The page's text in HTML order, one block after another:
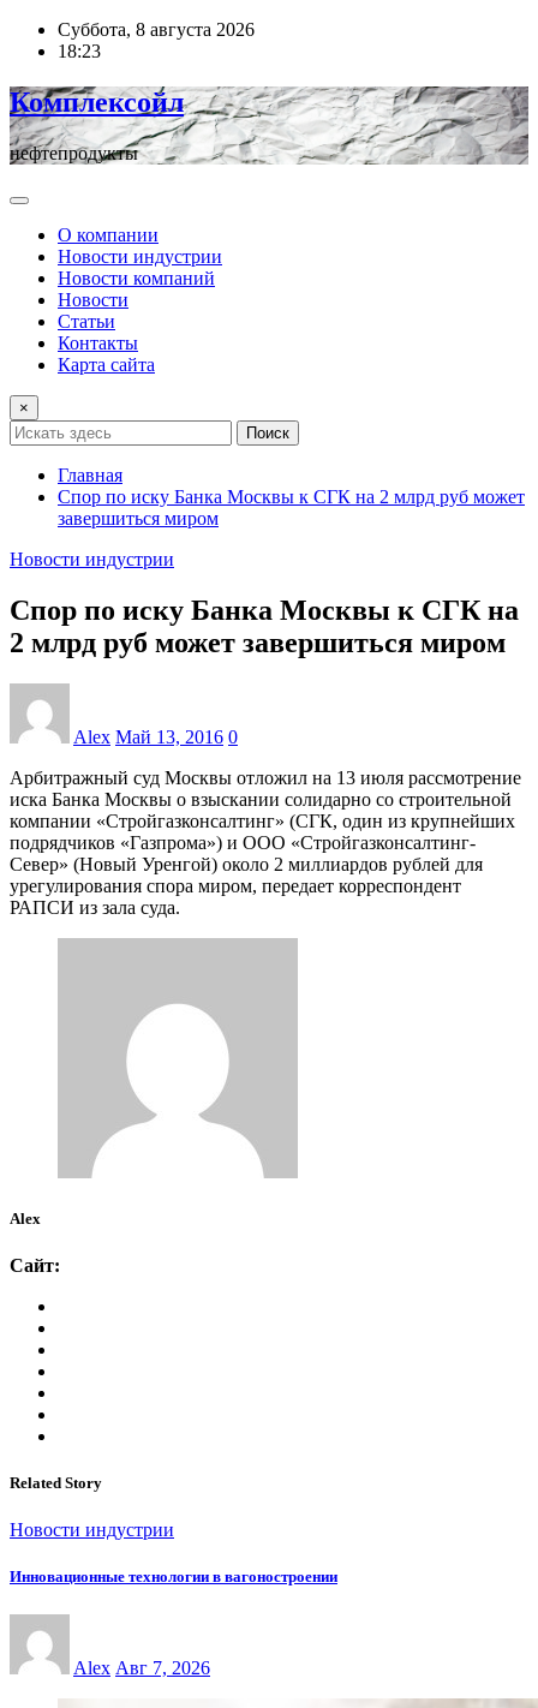
ПерейтиСуббота, 8 августа 2026
18:23
Комплексойл
нефтепродукты
О компании
Новости индустрии
Новости компаний
Новости
Статьи
Контакты
Карта сайта
×
Поиск
Главная
Спор по иску Банка Москвы к СГК на 2 млрд руб может
завершиться миром
Новости индустрии
Спор по иску Банка Москвы к СГК на
2 млрд руб может завершиться миром
Alex Май 13, 2016 0
Арбитражный суд Москвы отложил на 13 июля рассмотрение
иска Банка Москвы о взыскании солидарно со строительной
компании «Стройгазконсалтинг» (СГК, один из крупнейших
подрядчиков «Газпрома») и ООО «Стройгазконсалтинг-
Север» (Новый Уренгой) около 2 миллиардов рублей для
урегулирования спора миром, передает корреспондент
РАПСИ из зала суда.
Alex
Сайт:
Related Story
Новости индустрии
Инновационные технологии в вагоностроении
Alex Авг 7, 2026